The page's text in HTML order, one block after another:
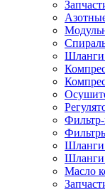
Шланги
Шланги
Масло